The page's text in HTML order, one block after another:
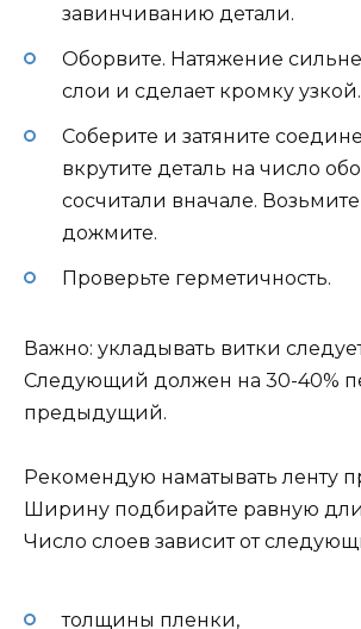
завинчиванию детали.
Оборвите. Натяжение
слои и сделает кромку узкой.
Соберите и затяните
вкрутите деталь на число
сосчитали вначале.
дожмите.
Проверьте герметичность.
Важно: укладывать витки
Следующий должен на 30-40%
предыдущий.
Рекомендую наматывать ленту
Ширину подбирайте равную
Число слоев зависит от
толщины пленки,